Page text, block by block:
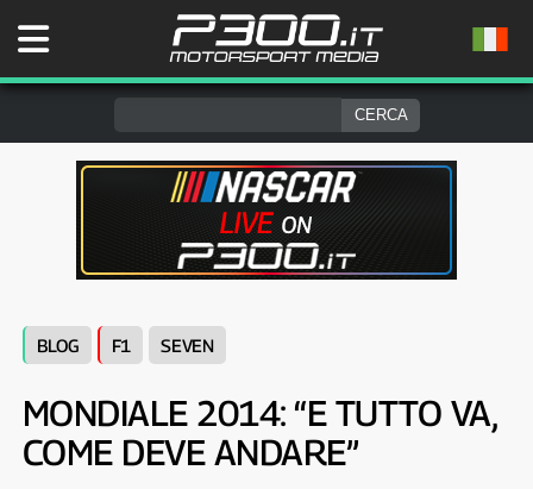
BLOG F1 SEVEN
MONDIALE 2014: “E TUTTO VA,
COME DEVE ANDARE”